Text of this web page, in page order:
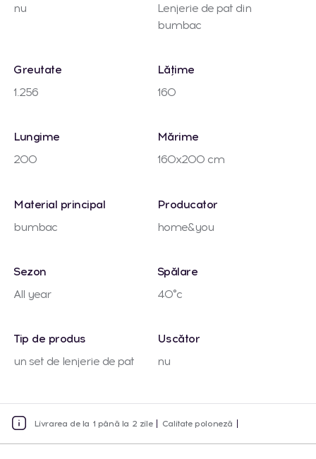
nu
Lenjerie de pat din
bumbac
Greutate
1.256
Lățime
160
Lungime
200
Mărime
160x200 cm
Material principal
bumbac
Producator
home&you
Sezon
All year
Spălare
40°c
Tip de produs
un set de lenjerie de pat
Uscător
nu
Livrarea de la 1 până la 2 zile Calitate poloneză